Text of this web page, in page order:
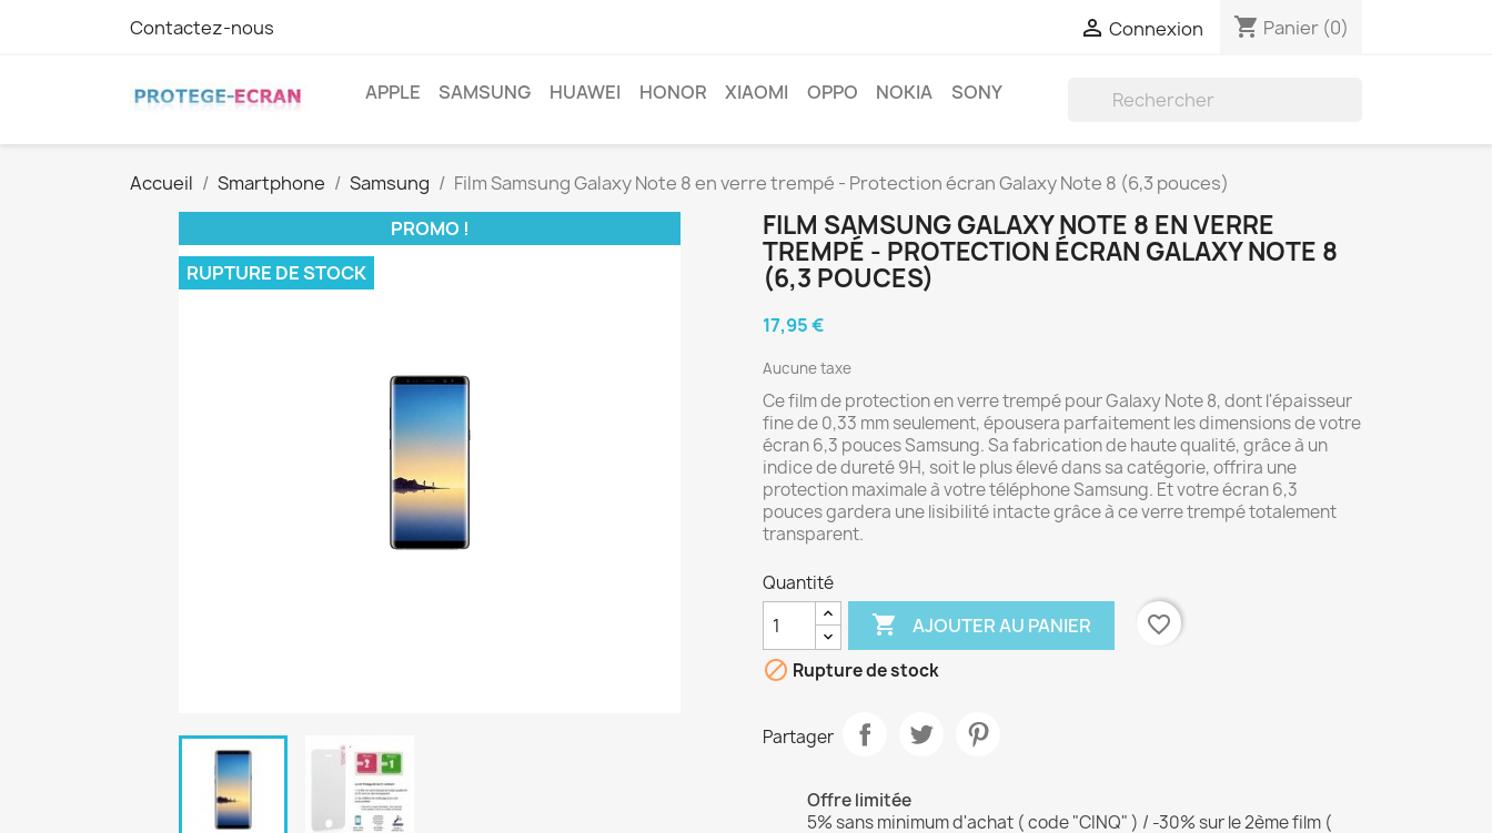
Contactez-nous  Connexion shopping_cart Panier (0)
APPLE SAMSUNG HUAWEI HONOR XIAOMI OPPO NOKIA SONY

Accueil Smartphone Samsung
Film Samsung Galaxy Note 8 en verre trempé - Protection écran Galaxy Note 8 (6,3 pouces)
PROMO !
RUPTURE DE STOCK
FILM SAMSUNG GALAXY NOTE 8 EN VERRE
TREMPÉ - PROTECTION ÉCRAN GALAXY NOTE 8
(6,3 POUCES)
17,95 €
Aucune taxe
Ce film de protection en verre trempé pour Galaxy Note 8, dont l'épaisseur
fine de 0,33 mm seulement, épousera parfaitement les dimensions de votre
écran 6,3 pouces Samsung. Sa fabrication de haute qualité, grâce à un
indice de dureté 9H, soit le plus élevé dans sa catégorie, offrira une
protection maximale à votre téléphone Samsung. Et votre écran 6,3
pouces gardera une lisibilité intacte grâce à ce verre trempé totalement
transparent.
Quantité
 AJOUTER AU PANIER
favorite_border
 Rupture de stock
Partager
Offre limitée
5% sans minimum d'achat ( code "CINQ" ) / -30% sur le 2ème film (